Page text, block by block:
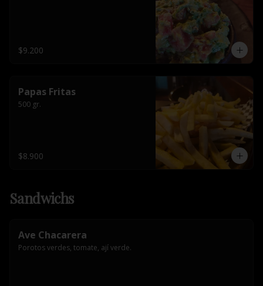
$9.200
Papas Fritas
500 gr.
$8.900
Sandwichs
Ave Chacarera
Porotos verdes, tomate, ají verde.